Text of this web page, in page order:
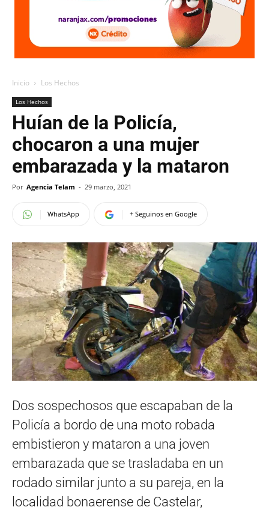
Inicio Los Hechos
Los Hechos
Huían de la Policía,
chocaron a una mujer
embarazada y la mataron
Por Agencia Telam - 29 marzo, 2021
WhatsApp + Seguinos en Google
Dos sospechosos que escapaban de la
Policía a bordo de una moto robada
embistieron y mataron a una joven
embarazada que se trasladaba en un
rodado similar junto a su pareja, en la
localidad bonaerense de Castelar,